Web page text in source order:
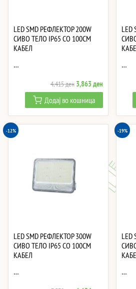
LED SMD РЕФЛЕКТОР 200W
СИВО ТЕЛО IP65 СО 100CM
КАБЕЛ
…
4,415ден Original
price
was:
4,415 ден.
3,863денCurrent
price
is:
3,863 ден.
Додај во кошница
LED
…
-12%
LED SMD РЕФЛЕКТОР 300W
СИВО ТЕЛО IP65 СО 100CM
КАБЕЛ
…
-19%
LED
…